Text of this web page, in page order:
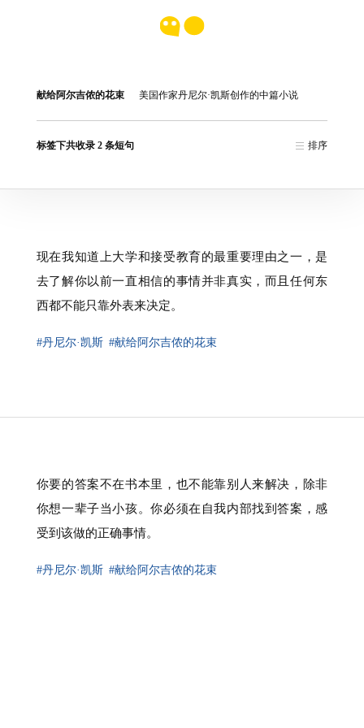
献给阿尔吉侬的花束 美国作家丹尼尔·凯斯创作的中篇小说
标签下共收录 2 条短句 排序
现在我知道上大学和接受教育的最重要理由之一，是
去了解你以前一直相信的事情并非真实，而且任何东
西都不能只靠外表来决定。
#丹尼尔·凯斯 #献给阿尔吉侬的花束
你要的答案不在书本里，也不能靠别人来解决，除非
你想一辈子当小孩。你必须在自我内部找到答案，感
受到该做的正确事情。
#丹尼尔·凯斯 #献给阿尔吉侬的花束